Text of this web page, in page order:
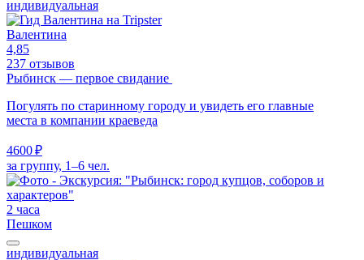
индивидуальная
Валентина
4,85
237 отзывов
Рыбинск — первое свидание
Погулять по старинному городу и увидеть его главные
места в компании краеведа
4600 ₽
за группу, 1–6 чел.
2 часа
Пешком
индивидуальная